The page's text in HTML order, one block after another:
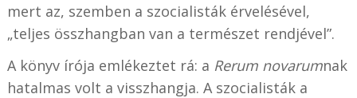
mert az, szemben a szocialisták érvelésével,
„teljes összhangban van a természet rendjével”.
A könyv írója emlékeztet rá: a Rerum novarumnak
hatalmas volt a visszhangja. A szocialisták a